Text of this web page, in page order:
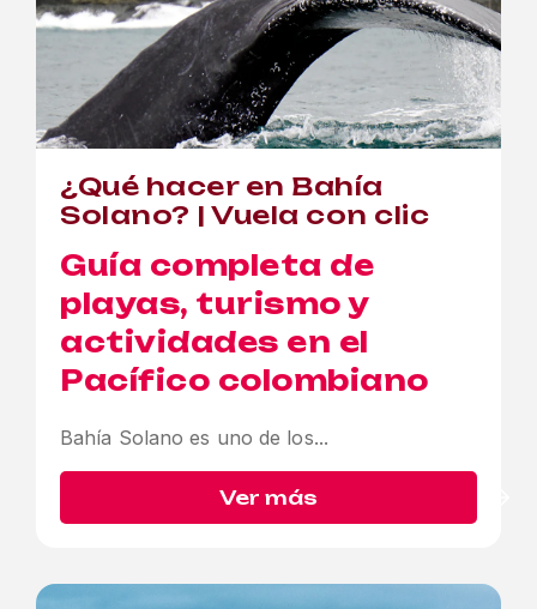
¿Qué hacer en Bahía
Solano? | Vuela con clic
Guía completa de
playas, turismo y
actividades en el
Pacífico colombiano
Bahía Solano es uno de los...
Ver más